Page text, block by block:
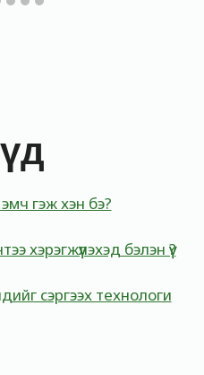
гэж хэн бэ?
бэлэн үү?
сэргээх технологи